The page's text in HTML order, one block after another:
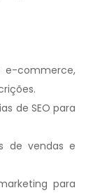
commerce,
de SEO para
de vendas e
para